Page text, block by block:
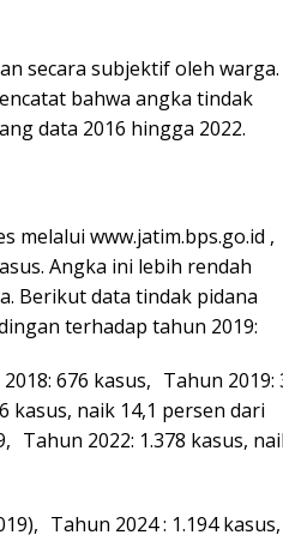
secara subjektif oleh warga.
bahwa angka tindak
data 2016 hingga 2022.
melalui www.jatim.bps.go.id ,
Angka ini lebih rendah
Berikut data tindak pidana
terhadap tahun 2019:
676 kasus, Tahun 2019:
kasus, naik 14,1 persen dari
Tahun 2022: 1.378 kasus,
Tahun 2024 : 1.194 kasus,